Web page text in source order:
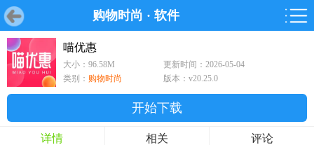
购物时尚 · 软件
首页 游戏
首页 游戏 软件 鸿蒙
游戏 软件
喵优惠
大小：96.58M
更新时间：2026-05-04
类别： 购物时尚 版本：v20.25.0
开始下载
详情 相关 评论